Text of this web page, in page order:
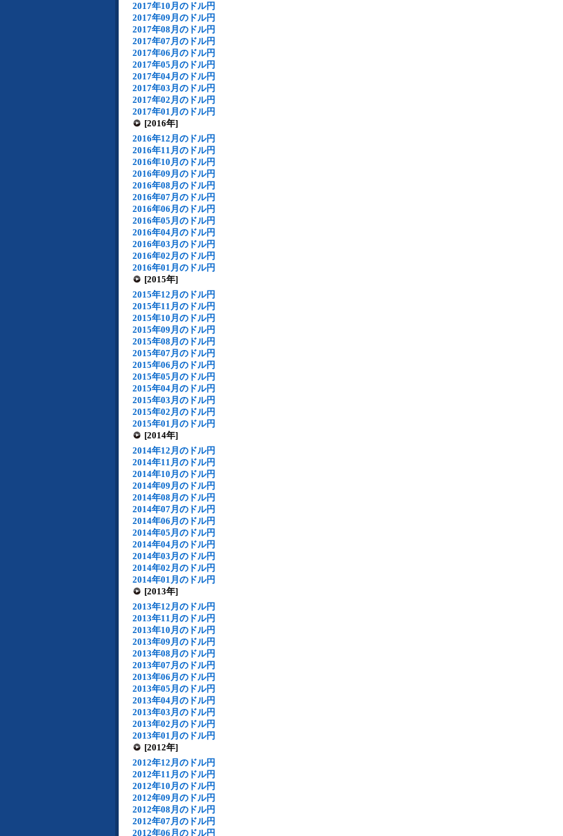
2017年10月のドル円
2017年09月のドル円
2017年08月のドル円
2017年07月のドル円
2017年06月のドル円
2017年05月のドル円
2017年04月のドル円
2017年03月のドル円
2017年02月のドル円
2017年01月のドル円
[2016年]
2016年12月のドル円
2016年11月のドル円
2016年10月のドル円
2016年09月のドル円
2016年08月のドル円
2016年07月のドル円
2016年06月のドル円
2016年05月のドル円
2016年04月のドル円
2016年03月のドル円
2016年02月のドル円
2016年01月のドル円
[2015年]
2015年12月のドル円
2015年11月のドル円
2015年10月のドル円
2015年09月のドル円
2015年08月のドル円
2015年07月のドル円
2015年06月のドル円
2015年05月のドル円
2015年04月のドル円
2015年03月のドル円
2015年02月のドル円
2015年01月のドル円
[2014年]
2014年12月のドル円
2014年11月のドル円
2014年10月のドル円
2014年09月のドル円
2014年08月のドル円
2014年07月のドル円
2014年06月のドル円
2014年05月のドル円
2014年04月のドル円
2014年03月のドル円
2014年02月のドル円
2014年01月のドル円
[2013年]
2013年12月のドル円
2013年11月のドル円
2013年10月のドル円
2013年09月のドル円
2013年08月のドル円
2013年07月のドル円
2013年06月のドル円
2013年05月のドル円
2013年04月のドル円
2013年03月のドル円
2013年02月のドル円
2013年01月のドル円
[2012年]
2012年12月のドル円
2012年11月のドル円
2012年10月のドル円
2012年09月のドル円
2012年08月のドル円
2012年07月のドル円
2012年06月のドル円